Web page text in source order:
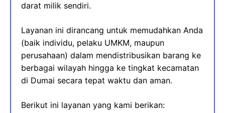
darat milik sendiri.
Layanan ini dirancang untuk memudahkan Anda
(baik individu, pelaku UMKM, maupun
perusahaan) dalam mendistribusikan barang ke
berbagai wilayah hingga ke tingkat kecamatan
di Dumai secara tepat waktu dan aman.
Berikut ini layanan yang kami berikan: